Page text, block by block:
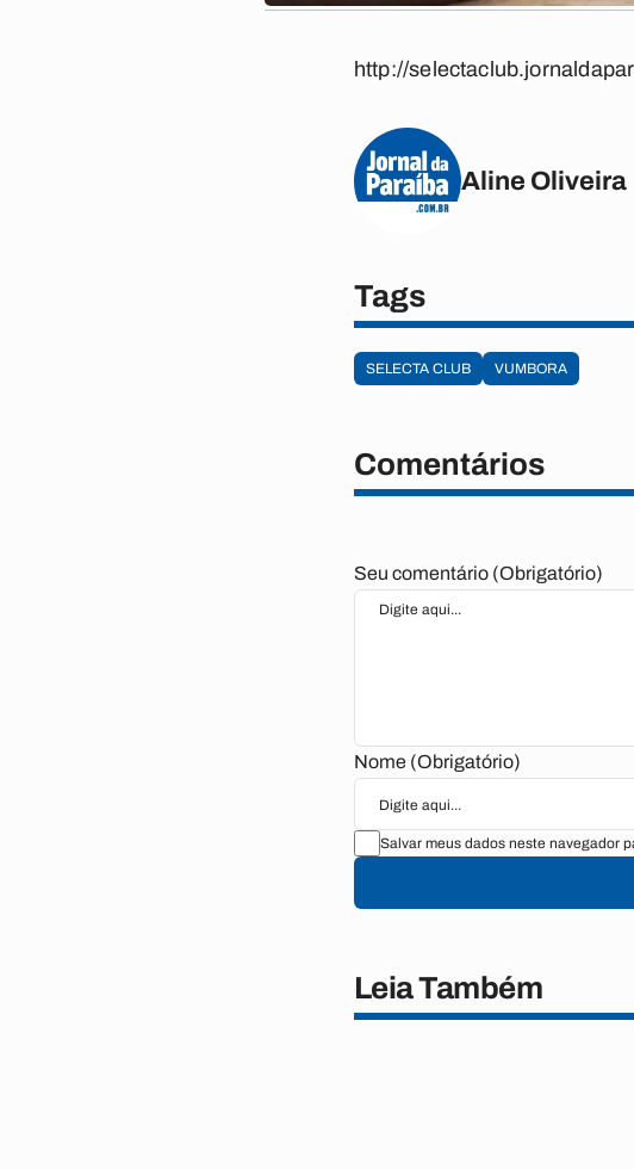
http://
Aline Oliveira
Tags
SELECTA CLUB VUMBORA
Comentários
Seu comentário (Obrigatório)
Nome (Obrigatório)
Salvar meus dados neste navegador
Leia Também